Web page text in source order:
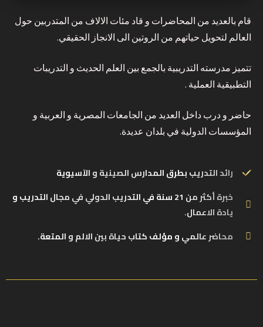
قام بالعديد من المحاضرات و قاد مئات الالاف من المتدربين حول
العالم لتحويل حياتهم من الروتين الى الانجاز الحقيقي.
تتميز مدرسته التدريبية بالجمع بين العلم الحديث و التدريبات
التطبيقية العملية .
حاضر و درب داخل العديد من الجامعات المصرية و العربية و
المؤسسات الدولية في بلدان عديدة.
رائد التدريب بطرق المدارس الصينية و الآسيوية
خبرة أكثر من 21 سنة في التدريب الدولي في مجال التدريب و
يادة الاعمال.
محاضر عالمي و مؤلف كتاب حياة بين الالم و المتعة.